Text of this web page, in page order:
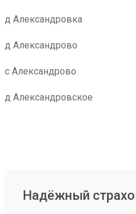
д Александровка
д Александрово
с Александрово
д Александровское
Надёжный